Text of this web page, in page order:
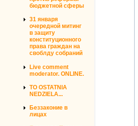
бюджетной сферы
31 января
очередной митинг
в защиту
конституционного
права граждан на
своблду собраний
Live comment
moderator. ONLINE.
TO OSTATNIA
NEDZIELA...
Беззаконие в
лицах